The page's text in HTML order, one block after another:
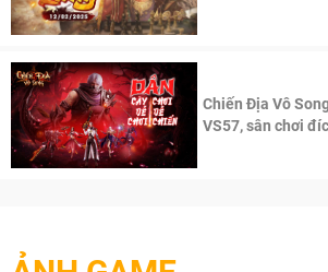
Chiến Địa Vô
VS57, sân chơi